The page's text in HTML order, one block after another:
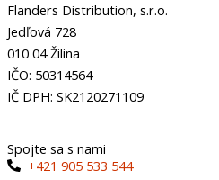
Flanders Distribution, s.r.o.
Jedľová 728
010 04 Žilina
IČO: 50314564
IČ DPH: SK2120271109
Spojte sa s nami
+421 905 533 544